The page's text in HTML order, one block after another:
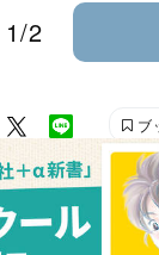
1/2
ブ